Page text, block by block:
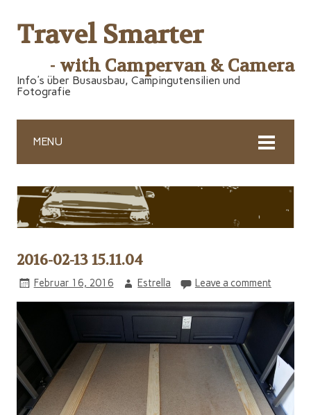
Travel Smarter
- with Campervan & Camera
Info's über Busausbau, Campingutensilien und
Fotografie
MENU
2016-02-13 15.11.04
Februar 16, 2016 Estrella Leave a comment